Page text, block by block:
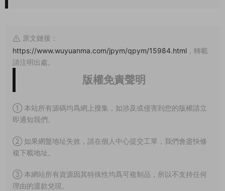
原文鏈接：
https://www.wuyuanma.com/jpym/qpym/15984.html ，轉載
請注明出處。
版權免責聲明
① 本站所有源碼均爲網上搜集，如涉及或侵害到您的版權請立
即通知我們。
② 如果網盤地址失效，請在個人中心提交工單，我們會盡快修
複下載地址。
③ 本網站所有資源因其特殊性均爲可複制品，所以不支持任何
理由的退款兌現。